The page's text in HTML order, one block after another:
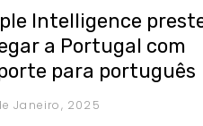
Intelligence
a Portugal com
para português
Janeiro, 2025